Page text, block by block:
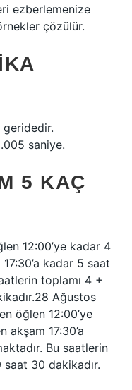
ezberlemenize
çözülür.
saniye.
5 KAÇ
12:00’ye kadar 4
kadar 5 saat
toplamı 4 +
Ağustos
öğlen 12:00’ye
akşam 17:30’a
Bu saatlerin
30 dakikadır.